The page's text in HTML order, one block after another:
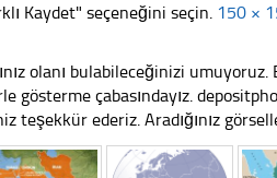
Kaydet" seçeneğini seçin. 150 ×
olanı bulabileceğinizi
gösterme çabasındayız.
teşekkür ederiz. Aradığınız